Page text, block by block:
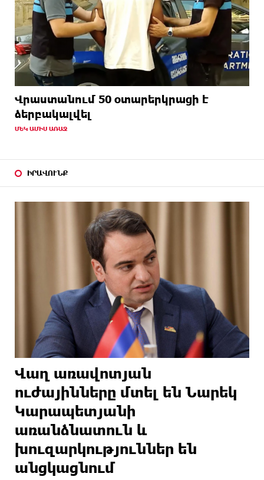
Վրաստանում 50 օտարերկրացի է
ձերբակալվել
ՄԵԿ ԱՄԻՍ ԱՌԱՋ
ԻՐԱՎՈՒՆՔ
Վաղ առավոտյան
ուժայինները մտել են Նարեկ
Կարապետյանի
առանձնատուն և
խուզարկություններ են
անցկացնում